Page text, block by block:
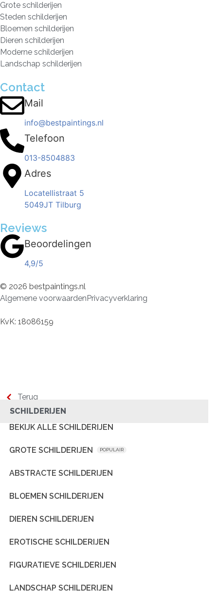
Grote schilderijen
Steden schilderijen
Bloemen schilderijen
Dieren schilderijen
Moderne schilderijen
Landschap schilderijen
Contact
Mail
info@bestpaintings.nl
Telefoon
013-8504883
Adres
Locatellistraat 5
5049JT Tilburg
Reviews
Beoordelingen
4,9/5
© 2026 bestpaintings.nl
Algemene voorwaardenPrivacyverklaring
KvK: 18086159
Terug
SCHILDERIJEN
BEKIJK ALLE SCHILDERIJEN
GROTE SCHILDERIJEN POPULAIR
ABSTRACTE SCHILDERIJEN
BLOEMEN SCHILDERIJEN
DIEREN SCHILDERIJEN
EROTISCHE SCHILDERIJEN
FIGURATIEVE SCHILDERIJEN
LANDSCHAP SCHILDERIJEN